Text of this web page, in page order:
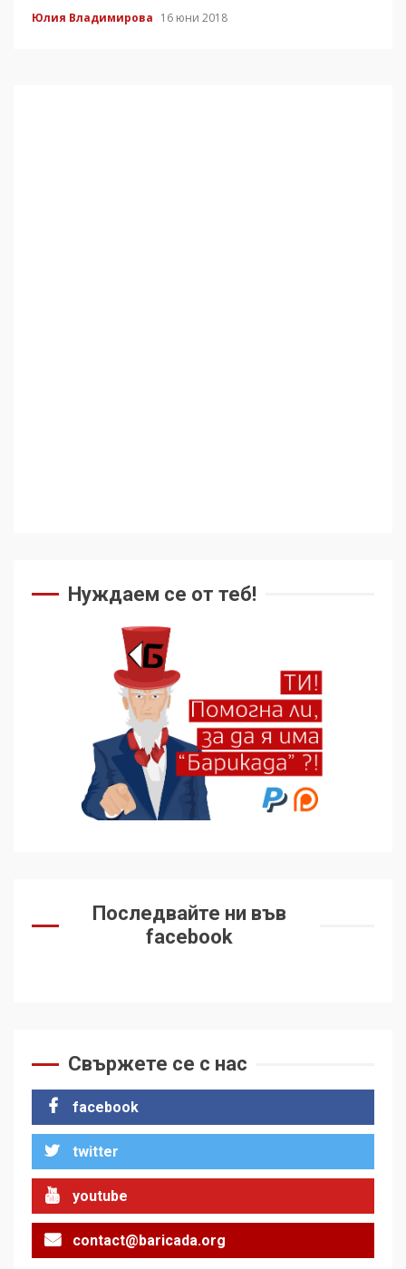
Юлия Владимирова 16 юни 2018
Нуждаем се от теб!
Последвайте ни във
facebook
Свържете се с нас
facebook
twitter
youtube
contact@baricada.org